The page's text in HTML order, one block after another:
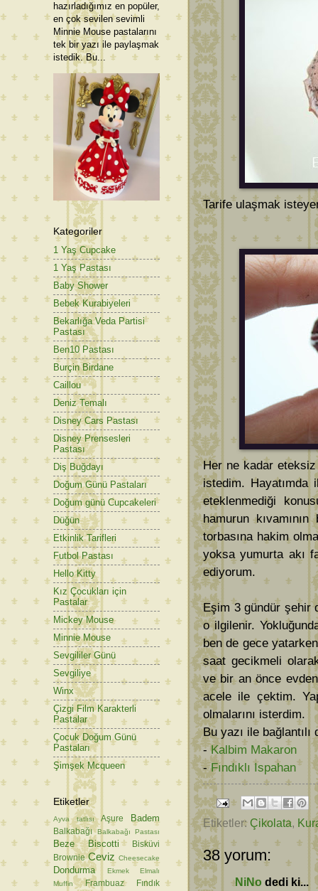
Tarife ulaşmak
Her ne kadar
istedim. Hayatımda
eteklenmediği
hamurun
torbasına hakim
yoksa yumurta akı
ediyorum.
Eşim 3 gündür şehir
o ilgilenir.
ben de gece
saat gecikmeli
ve bir an önce
acele ile çektim.
olmalarını isterdim.
Bu yazı ile
-Kalbim Makaron
-Fındıklı Ispahan
Etiketler: Çikolata,
38 yorum:
NiNo dedi ki...
hazırladığımız en popüler,
en çok sevilen sevimli
Minnie Mouse pastalarını
tek bir yazı ile paylaşmak
istedik. Bu...
Kategoriler
1 Yaş Cupcake
1 Yaş Pastası
Baby Shower
Bebek Kurabiyeleri
Bekarlığa Veda Partisi
Pastası
Ben10 Pastası
Burçin Birdane
Caillou
Deniz Temalı
Disney Cars Pastası
Disney Prensesleri
Pastası
Diş Buğdayı
Doğum Günü Pastaları
Doğum günü Cupcakeleri
Düğün
Etkinlik Tarifleri
Futbol Pastası
Hello Kitty
Kız Çocukları için
Pastalar
Mickey Mouse
Minnie Mouse
Sevgililer Günü
Sevgiliye
Winx
Çizgi Film Karakterli
Pastalar
Çocuk Doğum Günü
Pastaları
Şimşek Mcqueen
Etiketler
Ayva tatlısı Aşure Badem
Balkabağı Balkabağı Pastası
Beze Biscotti
Bisküvi
Brownie Ceviz Cheesecake
Dondurma Ekmek
Elmalı
Muffin
Frambuaz Fındık